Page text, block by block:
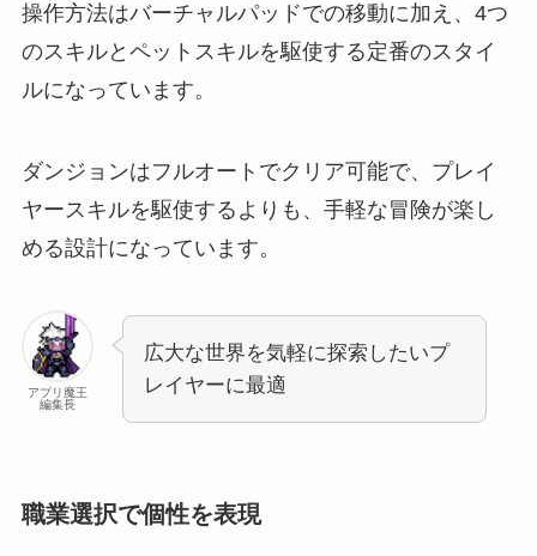
操作方法はバーチャルパッドでの移動に加え、4つ
のスキルとペットスキルを駆使する定番のスタイ
ルになっています。
ダンジョンはフルオートでクリア可能で、プレイ
ヤースキルを駆使するよりも、手軽な冒険が楽し
める設計になっています。
アプリ魔王
編集長
広大な世界を気軽に探索したいプ
レイヤーに最適
職業選択で個性を表現